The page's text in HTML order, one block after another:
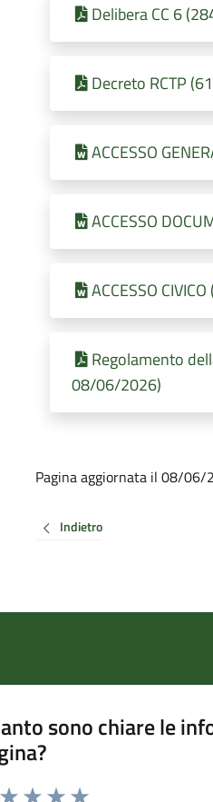
Delibera CC 6
Decreto RCTP
ACCESSO
ACCESSO
ACCESSO
Regolamento
08/06/2026)
Pagina aggiornata il 08/06/
Indietro
sono chiare le
da 1 a 5 stelle la pagina